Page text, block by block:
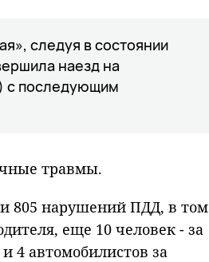
следуя в состоянии
наезд на
с последующим
травмы.
805 нарушений ПДД, в том
еще 10 человек - за
4 автомобилистов за